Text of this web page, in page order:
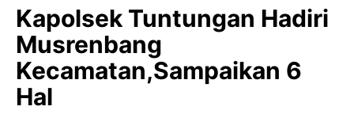
Kapolsek Tuntungan Hadiri
Musrenbang
Kecamatan,Sampaikan 6
Hal